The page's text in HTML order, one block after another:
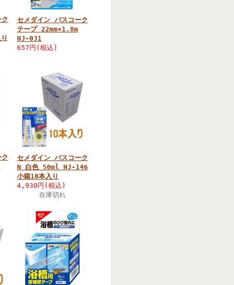
セメダイン バスコーク
テープ 22mm×1.8m
HJ-031
657円(税込)
セメダイン バスコーク
N 白色 50ml HJ-146
小箱10本入り
4,930円(税込)
在庫切れ